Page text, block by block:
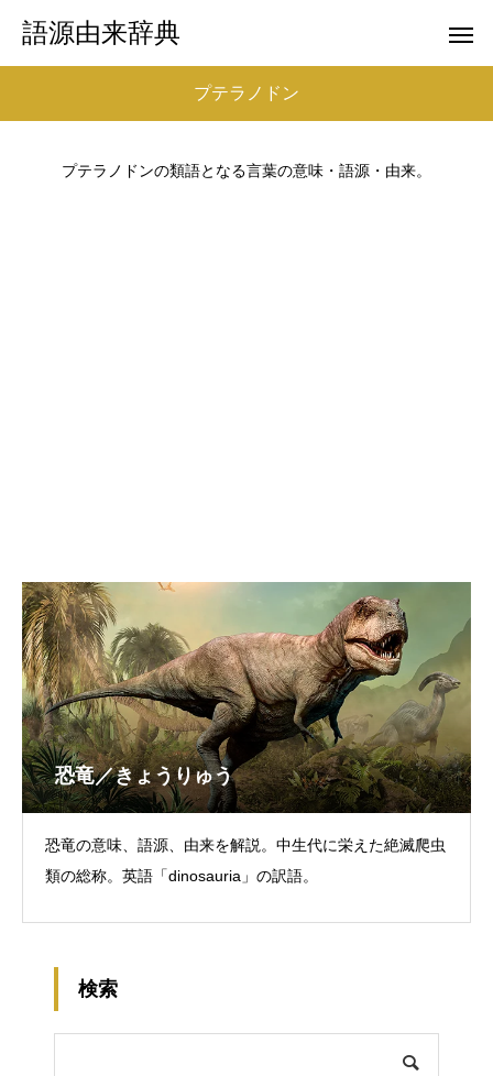
語源由来辞典
プテラノドン
プテラノドンの類語となる言葉の意味・語源・由来。
恐竜／きょうりゅう
恐竜の意味、語源、由来を解説。中生代に栄えた絶滅爬虫
類の総称。英語「dinosauria」の訳語。
検索